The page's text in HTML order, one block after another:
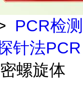
PCR检测
针法PCR
螺旋体